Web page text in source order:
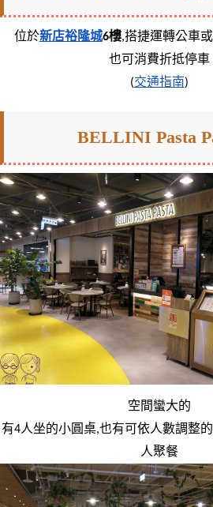
位於新店裕隆城6樓,搭捷運轉公車
也可消費折抵停車
(交通指南)
BELLINI Pasta
空間蠻大的
有4人坐的小圓桌,也有可依人數調整
人聚餐